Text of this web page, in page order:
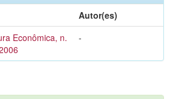
Autor(es)
Econômica, n.
-